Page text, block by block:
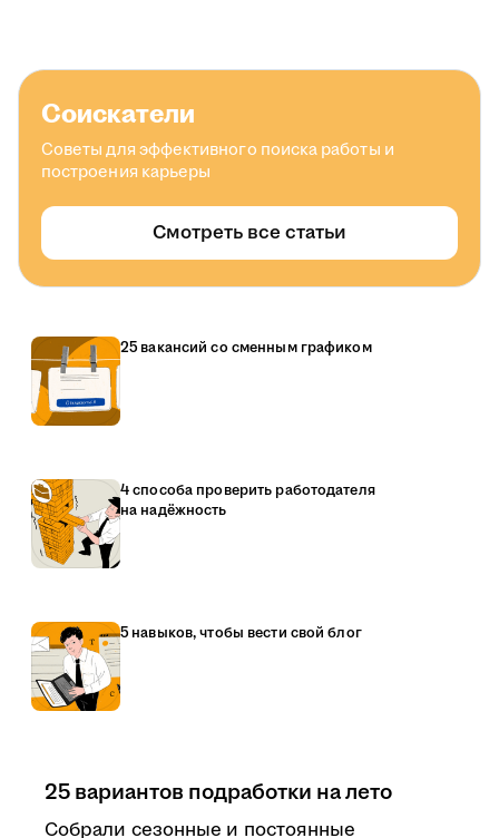
Соискатели
Советы для эффективного поиска работы и
построения карьеры
Смотреть все статьи
25 вакансий со сменным графиком
4 способа проверить работодателя
на надёжность
5 навыков, чтобы вести свой блог
25 вариантов подработки на лето
Собрали сезонные и постоянные